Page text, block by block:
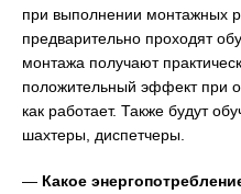
при выполнении монтажных
предварительно проходят
монтажа получают
положительный эффект при
как работает. Также будут
шахтеры, диспетчеры.
— Какое